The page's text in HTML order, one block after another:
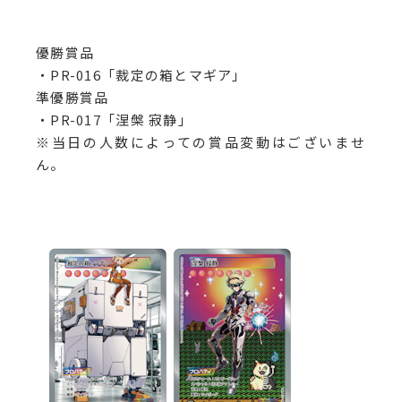
優勝賞品
・PR-016「裁定の箱とマギア」
準優勝賞品
・PR-017「涅槃 寂静」
※当日の人数によっての賞品変動はございませ
ん。